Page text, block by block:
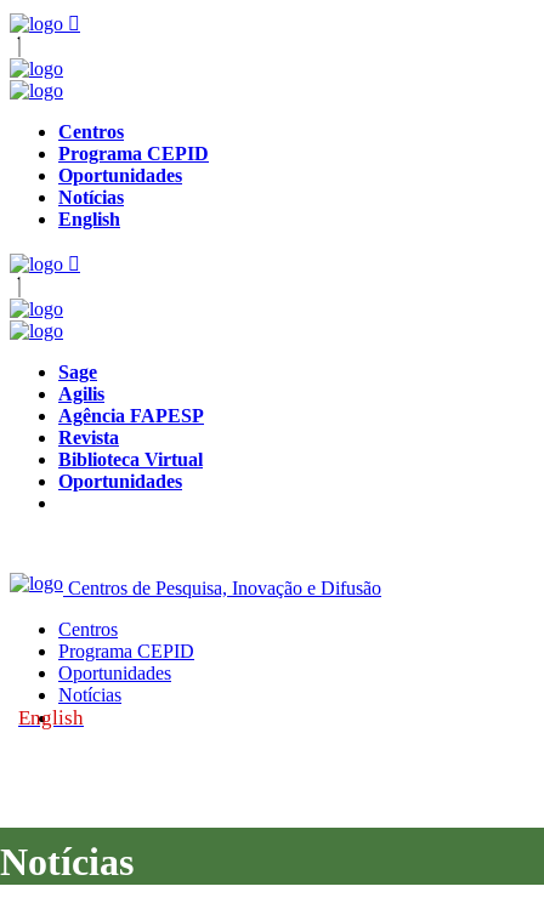
Centros
Programa CEPID
Oportunidades
Notícias
English
Sage
Agilis
Agência FAPESP
Revista
Biblioteca Virtual
Oportunidades
Centros de Pesquisa, Inovação e Difusão
Centros
Programa CEPID
Oportunidades
Notícias
English
Notícias